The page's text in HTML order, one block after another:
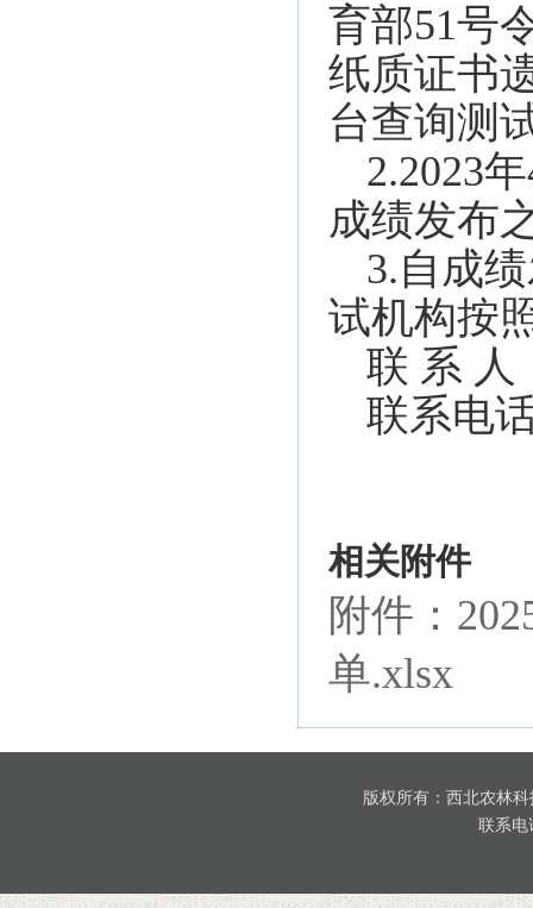
育部51号
纸质证书
台查询测
2.2023
成绩发布
3.自成
试机构按
联 系 人
联系电
相关附件
附件：
单.xlsx
版权所有：西北农林
联系电